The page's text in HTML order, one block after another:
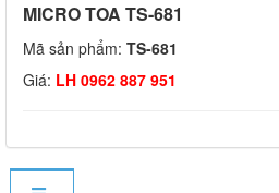
MICRO TOA TS-681
Mã sản phẩm: TS-681
Giá: LH 0962 887 951